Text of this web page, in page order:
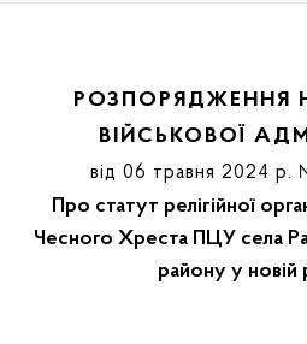
РОЗПОРЯДЖЕННЯ
ВІЙСЬКОВОЇ
від 06 травня 2024 р.
Про статут релігійної
Чесного Хреста ПЦУ села
району у новій